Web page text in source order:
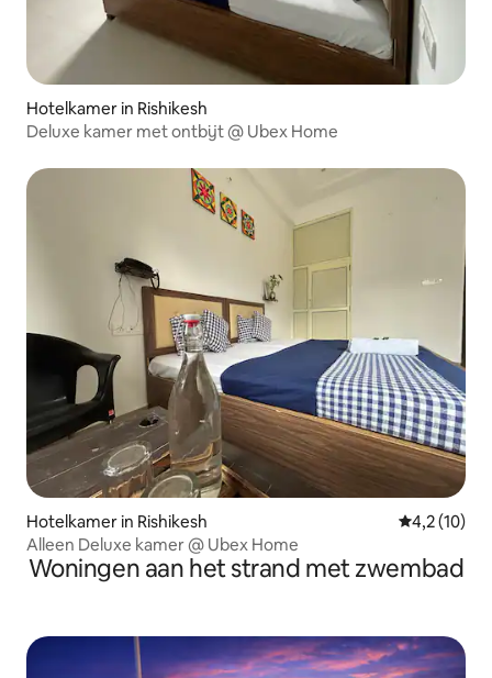
Hotelkamer in Rishikesh
Deluxe kamer met ontbijt @ Ubex Home
Hotelkamer in Rishikesh
4,2 (10)
Alleen Deluxe kamer @ Ubex Home
Woningen aan het strand met zwembad